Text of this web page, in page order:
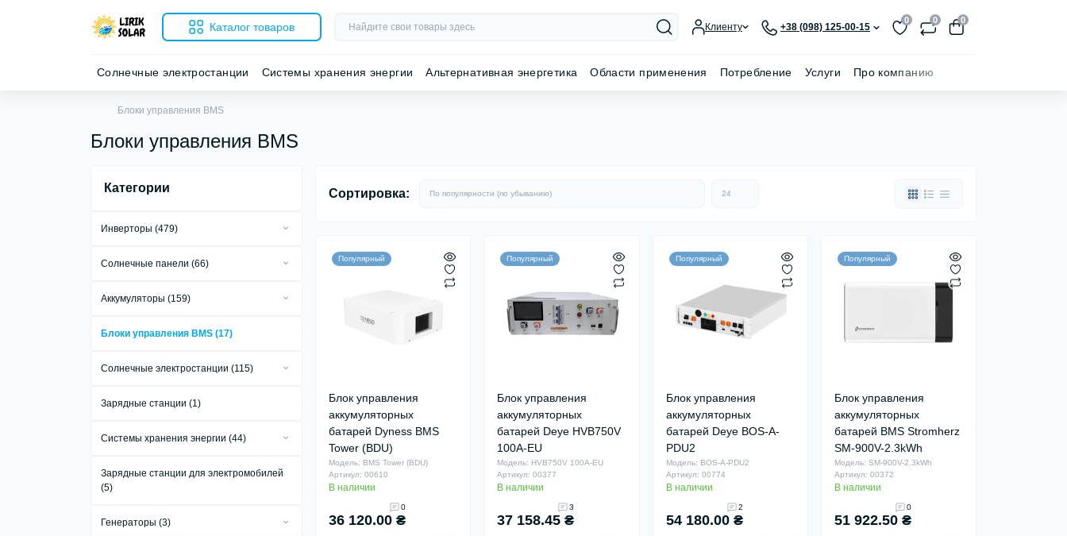
Каталог товаров Клиенту +38 (098) 125-00-15
0 0 0
Солнечные электростанции Системы хранения энергии Альтернативная энергетика Области применения Потребление Услуги Про компанию
Блоки управления BMS
Блоки управления BMS
Категории
Инверторы (479)
Гибридные инверторы (181)
Автомобильные инверторы (1)
Солнечные панели (66)
Гибкие солнечные панели (3)
Аккумуляторы (159)
Аккумуляторы Li-ion (1)
Аккумуляторы LiFePo4 (156)
Блоки управления BMS (17)
Солнечные электростанции (115)
(34)
электростанции (10)
Гибридные солнечные электростанции
Зарядные станции (1)
Системы хранения энергии (44)
(16)
Зарядные станции для электромобилей
(5)
Генераторы (3)
Сортировка:
Популярный
Блок управления
аккумуляторных
батарей Dyness BMS
Tower (BDU)
Модель: BMS Tower (BDU)
Артикул: 00610
В наличии
0
36 120.00 ₴
Популярный
Блок управления
аккумуляторных
батарей Deye HVB750V
100A-EU
Модель: HVB750V 100A-EU
Артикул: 00377
В наличии
3
37 158.45 ₴
Популярный
Блок управления
аккумуляторных
батарей Deye BOS-A-
PDU2
Модель: BOS-A-PDU2
Артикул: 00774
В наличии
2
54 180.00 ₴
Популярный
Блок управления
аккумуляторных
батарей BMS Stromherz
SM-900V-2.3kWh
Модель: SM-900V-2.3kWh
Артикул: 00372
В наличии
0
51 922.50 ₴